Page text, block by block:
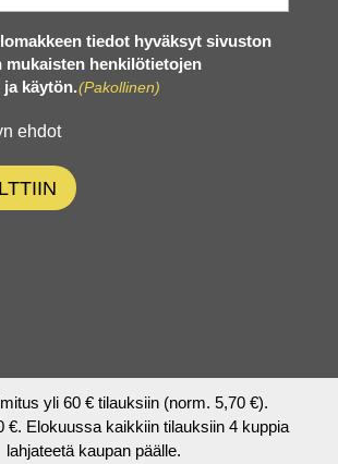
tiedot hyväksyt sivuston
mukaisten henkilötietojen
käytön.(Pakollinen)
ehdot
yli 60 € tilauksiin (norm. 5,70 €).
€. Elokuussa kaikkiin tilauksiin 4 kuppia
lahjateetä kaupan päälle.